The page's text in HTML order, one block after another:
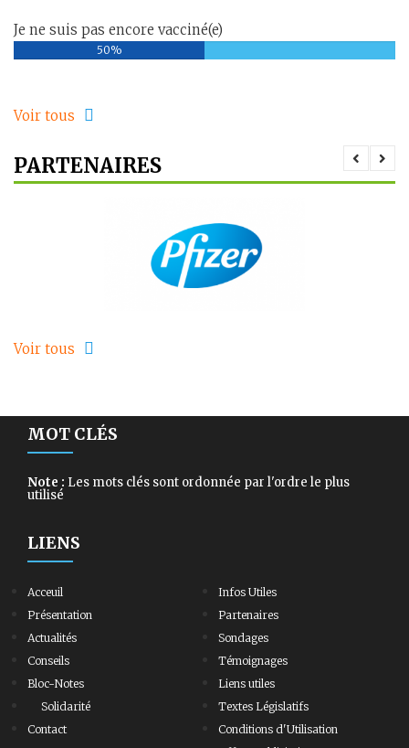
Je ne suis pas encore vacciné(e)
50%
Voir tous
PARTENAIRES
Voir tous
MOT CLÉS
Note : Les mots clés sont ordonnée par l'ordre le plus
utilisé
LIENS
Acceuil
Présentation
Actualités
Conseils
Bloc-Notes
Solidarité
Contact
Infos Utiles
Partenaires
Sondages
Témoignages
Liens utiles
Textes Législatifs
Conditions d'Utilisation